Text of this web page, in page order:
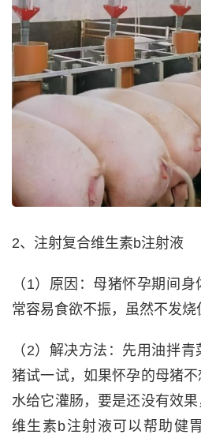
2、注射复合维生素b注射液
（1）原因：母猪怀孕期间
常容易食欲不振，虽然不发烧
（2）解决方法：先用油拌
猪试一试，如果怀孕的母猪
水给它灌肠，要是还没有效
维生素b注射液可以帮助健